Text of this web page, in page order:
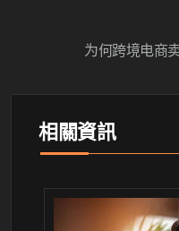
为何跨境电商
相關資訊